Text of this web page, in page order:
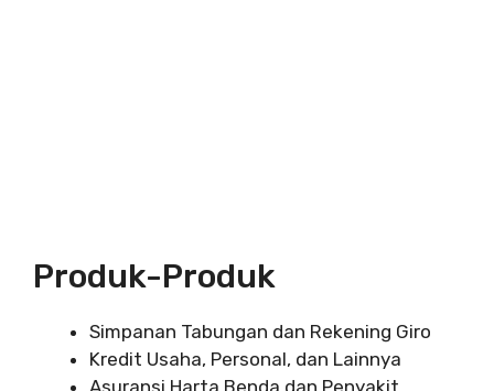
Produk-Produk
Simpanan Tabungan dan Rekening Giro
Kredit Usaha, Personal, dan Lainnya